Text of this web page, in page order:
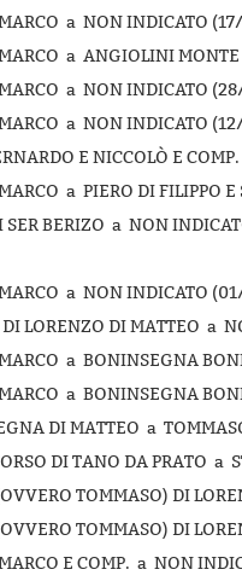
MARCO a NON INDICATO
a ANGIOLINI
MARCO a NON INDICATO
a NON INDICATO
E NICCOLÒ E
a PIERO DI FILIPPO
SER BERIZO a NON
MARCO a NON INDICATO
DI LORENZO DI MATTEO
a BONINSEGNA
MARCO a BONINSEGNA
DI MATTEO a
DI TANO DA PRATO
TOMMASO) DI
TOMMASO) DI
MARCO E COMP. a NON